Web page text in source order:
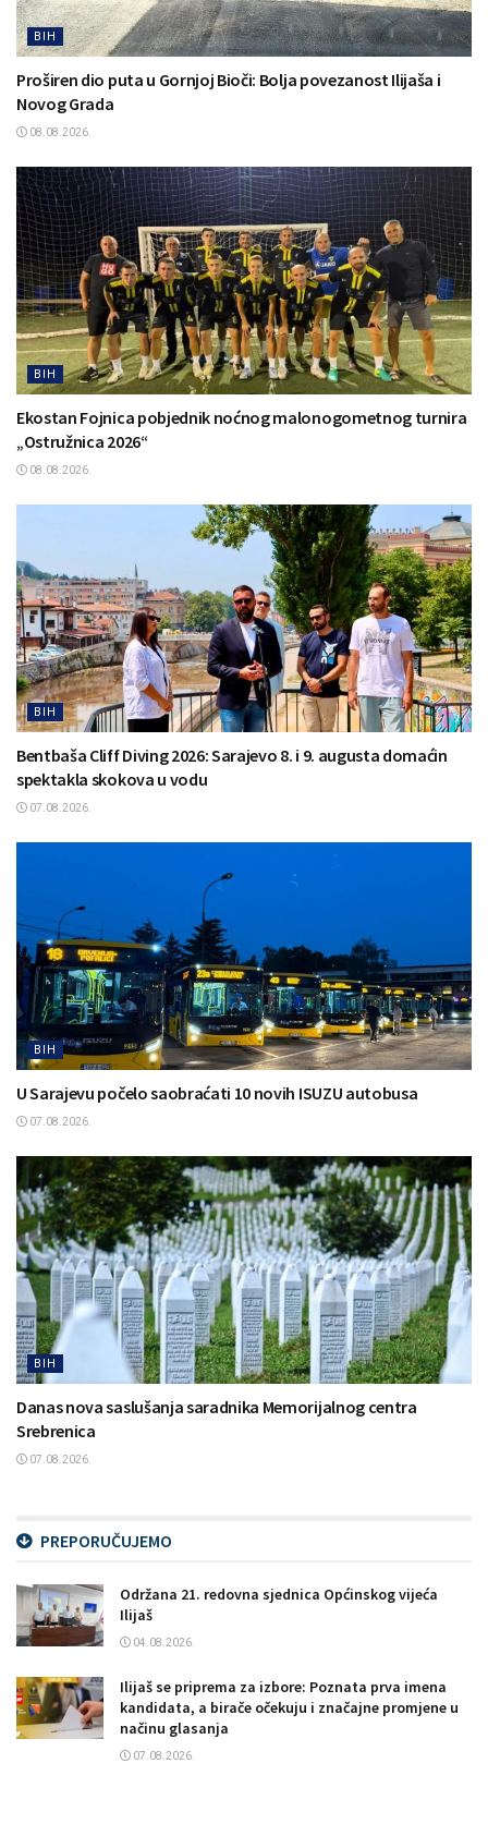
BIH
Proširen dio puta u Gornjoj Bioči: Bolja povezanost Ilijaša i
Novog Grada
08.08.2026.
BIH
Ekostan Fojnica pobjednik noćnog malonogometnog turnira
„Ostružnica 2026“
08.08.2026.
BIH
Bentbaša Cliff Diving 2026: Sarajevo 8. i 9. augusta domaćin
spektakla skokova u vodu
07.08.2026.
BIH
U Sarajevu počelo saobraćati 10 novih ISUZU autobusa
07.08.2026.
BIH
Danas nova saslušanja saradnika Memorijalnog centra
Srebrenica
07.08.2026.
PREPORUČUJEMO
Održana 21. redovna sjednica Općinskog vijeća
Ilijaš
04.08.2026.
Ilijaš se priprema za izbore: Poznata prva imena
kandidata, a birače očekuju i značajne promjene u
načinu glasanja
07.08.2026.